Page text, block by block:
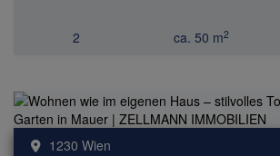
2 ca. 50 m2
1230 Wien